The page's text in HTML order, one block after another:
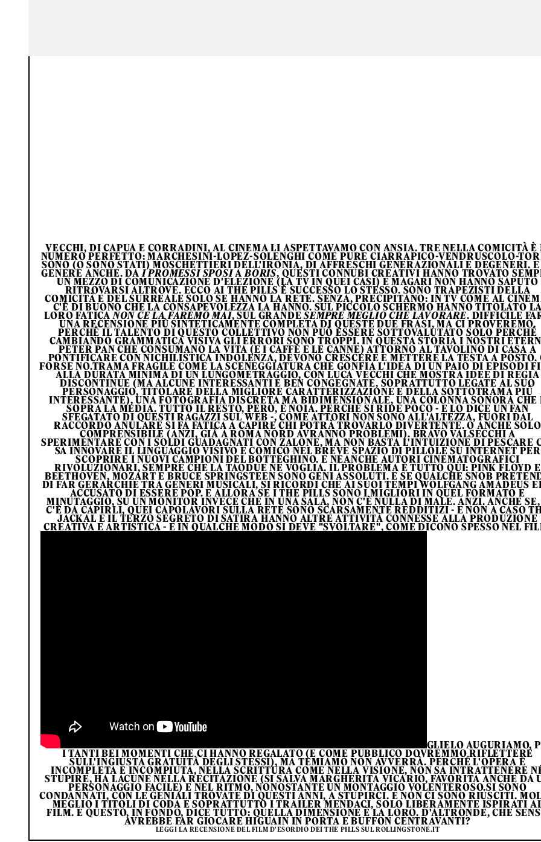
VECCHI, DI CAPUA E CORRADINI, AL CINEMA LI ASPETTAVAMO CON ANSIA. TRE NELLA COMICITÀ È
NUMERO PERFETTO: MARCHESINI-LOPEZ-SOLENGHI COME PURE CIARRAPICO-VENDRUSCOLO-
SONO (O SONO STATI) MOSCHETTIERI DELL'IRONIA, DI AFFRESCHI GENERAZIONALI E DEGENERI.
GENERE ANCHE. DA I PROMESSI SPOSIA BORIS, QUESTI CONNUBI CREATIVI HANNO TROVATO
UN MEZZO DI COMUNICAZIONE D'ELEZIONE (LA TV IN QUEI CASI) E MAGARI NON HANNO SAPUTO
RITROVARSI ALTROVE. ECCO AI THE PILLS È SUCCESSO LO STESSO. SONO TRAPEZISTI DELLA
COMICITÀ E DEL SURREALE SOLO SE HANNO LA RETE. SENZA, PRECIPITANO: IN TV COME AL
C'È DI BUONO CHE LA CONSAPEVOLEZZA LA HANNO. SUL PICCOLO SCHERMO HANNO TITOLATO LA
LORO FATICA NON CE LA FAREMO MAI, SUL GRANDESEMPRE MEGLIO CHE LAVORARE. DIFFICILE
UNA RECENSIONE PIÙ SINTETICAMENTE COMPLETA DI QUESTE DUE FRASI, MA CI PROVEREMO.
PERCHÉ IL TALENTO DI QUESTO COLLETTIVO NON PUÒ ESSERE SOTTOVALUTATO SOLO PERCHÉ
CAMBIANDO GRAMMATICA VISIVA GLI ERRORI SONO TROPPI. IN QUESTA STORIA I NOSTRI
PETER PAN CHE CONSUMANO LA VITA (E I CAFFÈ E LE CANNE) ATTORNO AL TAVOLINO DI CASA A
PONTIFICARE CON NICHILISTICA INDOLENZA, DEVONO CRESCERE E METTERE LA TESTA A POSTO.
FORSE NO.TRAMA FRAGILE COME LA SCENEGGIATURA CHE GONFIA L'IDEA DI UN PAIO DI EPISODI
ALLA DURATA MINIMA DI UN LUNGOMETRAGGIO, CON LUCA VECCHI CHE MOSTRA IDEE DI REGIA
DISCONTINUE (MA ALCUNE INTERESSANTI E BEN CONGEGNATE, SOPRATTUTTO LEGATE AL SUO
PERSONAGGIO, TITOLARE DELLA MIGLIORE CARATTERIZZAZIONE E DELLA SOTTOTRAMA PIÙ
INTERESSANTE), UNA FOTOGRAFIA DISCRETA MA BIDIMENSIONALE, UNA COLONNA SONORA CHE
SOPRA LA MEDIA. TUTTO IL RESTO, PERÒ, È NOIA. PERCHÉ SI RIDE POCO - E LO DICE UN FAN
SFEGATATO DI QUESTI RAGAZZI SUL WEB -, COME ATTORI NON SONO ALL'ALTEZZA, FUORI DAL
RACCORDO ANULARE SI FA FATICA A CAPIRE CHI POTRÀ TROVARLO DIVERTENTE. O ANCHE SOLO
COMPRENSIBILE (ANZI, GIÀ A ROMA NORD AVRANNO PROBLEMI). BRAVO VALSECCHI A
SPERIMENTARE CON I SOLDI GUADAGNATI CON ZALONE, MA NON BASTA L'INTUIZIONE DI PESCARE
SA INNOVARE IL LINGUAGGIO VISIVO E COMICO NEL BREVE SPAZIO DI PILLOLE SU INTERNET PER
SCOPRIRE I NUOVI CAMPIONI DEL BOTTEGHINO. E NEANCHE AUTORI CINEMATOGRAFICI
RIVOLUZIONARI, SEMPRE CHE LA TAODUE NE VOGLIA. IL PROBLEMA È TUTTO QUI: PINK FLOYD E
BEETHOVEN, MOZART E BRUCE SPRINGSTEEN SONO GENI ASSOLUTI. E SE QUALCHE SNOB
DI FAR GERARCHIE TRA GENERI MUSICALI, SI RICORDI CHE AI SUOI TEMPI WOLFGANG AMADEUS
ACCUSATO DI ESSERE POP. E ALLORA SE I THE PILLS SONO I MIGLIORI IN QUEL FORMATO E
MINUTAGGIO, SU UN MONITOR INVECE CHE IN UNA SALA, NON C'È NULLA DI MALE. ANZI. ANCHE SE,
C'È DA CAPIRLI, QUEI CAPOLAVORI SULLA RETE SONO SCARSAMENTE REDDITIZI - E NON A CASO
JACKAL E IL TERZO SEGRETO DI SATIRA HANNO ALTRE ATTIVITÀ CONNESSE ALLA PRODUZIONE
CREATIVA E ARTISTICA - E IN QUALCHE MODO SI DEVE "SVOLTARE", COME DICONO SPESSO NEL
GLIELO AUGURIAMO,
I TANTI BEI MOMENTI CHE CI HANNO REGALATO (E COME PUBBLICO DOVREMMO RIFLETTERE
SULL'INGIUSTA GRATUITÀ DEGLI STESSI), MA TEMIAMO NON AVVERRÀ. PERCHÉ L'OPERA È
INCOMPLETA E INCOMPIUTA, NELLA SCRITTURA COME NELLA VISIONE, NON SA INTRATTENERE
STUPIRE, HA LACUNE NELLA RECITAZIONE (SI SALVA MARGHERITA VICARIO, FAVORITA ANCHE DA
PERSONAGGIO FACILE) E NEL RITMO, NONOSTANTE UN MONTAGGIO VOLENTEROSO.SI SONO
CONDANNATI, CON LE GENIALI TROVATE DI QUESTI ANNI, A STUPIRCI. E NON CI SONO RIUSCITI.
MEGLIO I TITOLI DI CODA E SOPRATTUTTO I TRAILER MENDACI, SOLO LIBERAMENTE ISPIRATI
FILM. E QUESTO, IN FONDO, DICE TUTTO: QUELLA DIMENSIONE È LA LORO. D'ALTRONDE, CHE
AVREBBE FAR GIOCARE HIGUAIN IN PORTA E BUFFON CENTRAVANTI?
LEGGI LA RECENSIONE DEL FILM D'ESORDIO DEI THE PILLS SUL ROLLINGSTONE.IT